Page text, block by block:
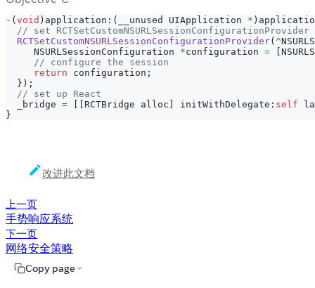
- ( void ) application : ( __unused UIApplication * )
// set RCTSetCustomNSURLSessionConfigurationProvider
RCTSetCustomNSURLSessionConfigurationProvider( ^
     NSURLSessionConfiguration
*configuration =
// configure the session
return configuration ;
} ) ;
// set up React
  _bridge
= RCTBridge alloc initWithDelegate : self
}
改进此文档
上一页
手势响应系统
下一页
网络安全策略
Copy page